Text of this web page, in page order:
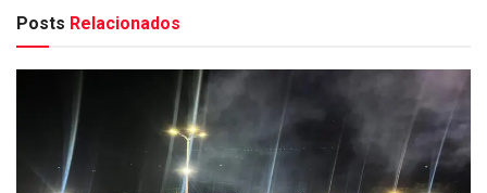
Posts Relacionados